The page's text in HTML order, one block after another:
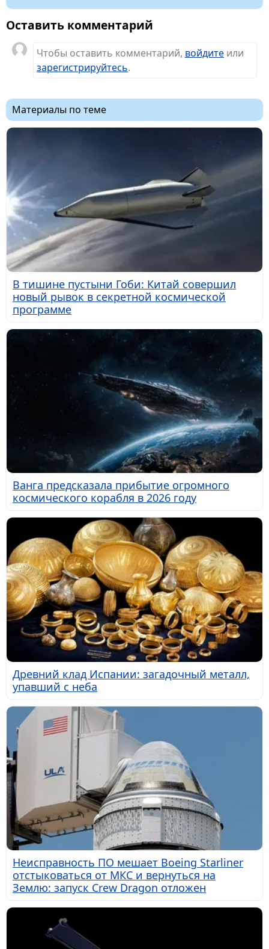
Оставить комментарий
Чтобы оставить комментарий, войдите или
зарегистрируйтесь.
Материалы по теме
В тишине пустыни Гоби: Китай совершил
новый рывок в секретной космической
программе
Ванга предсказала прибытие огромного
космического корабля в 2026 году
Древний клад Испании: загадочный металл,
упавший с неба
Неисправность ПО мешает Boeing Starliner
отстыковаться от МКС и вернуться на
Землю: запуск Crew Dragon отложен